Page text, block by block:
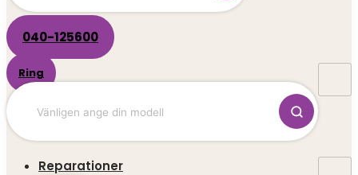
040-125600
Ring
Reparationer